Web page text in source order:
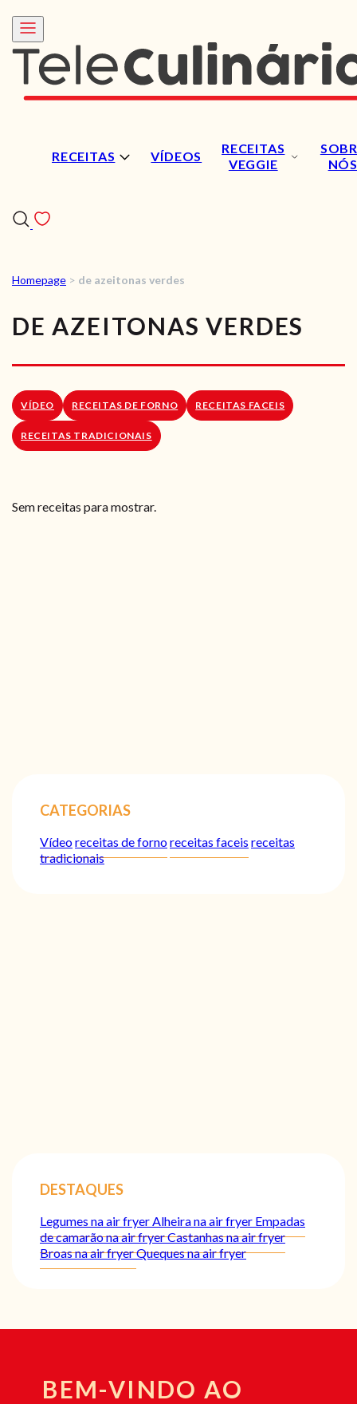
RECEITAS VÍDEOS
RECEITAS
VEGGIE
NÓS
RECEITAS
VÍDEOS
RECEITAS VEGGIE
SOBRE NÓS
LOJA ONLINE
Homepage > de azeitonas verdes
DE AZEITONAS VERDES
VÍDEO RECEITAS DE FORNO RECEITAS FACEIS
RECEITAS TRADICIONAIS
Sem receitas para mostrar.
CATEGORIAS
Vídeoreceitas de fornoreceitas faceis receitas
tradicionais
DESTAQUES
Legumes na air fryerAlheira na air fryer Empadas
de camarão na air fryerCastanhas na air fryer
Broas na air fryerQueques na air fryer
BEM-VINDO AO